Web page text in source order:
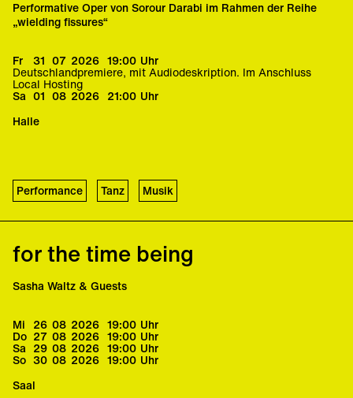
Performative Oper von Sorour Darabi im Rahmen der Reihe
„wielding fissures“
Fr 31 07 2026 19:00 Uhr
Deutschlandpremiere, mit Audiodeskription. Im Anschluss
Local Hosting
Sa 01 08 2026 21:00 Uhr
Halle
Performance Tanz Musik
for the time being
Sasha Waltz & Guests
Mi 26 08 2026 19:00 Uhr
Do 27 08 2026 19:00 Uhr
Sa 29 08 2026 19:00 Uhr
So 30 08 2026 19:00 Uhr
Saal